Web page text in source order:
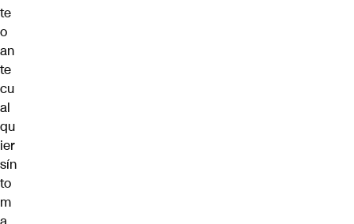
te
o
an
te
cu
al
qu
ier
sín
to
m